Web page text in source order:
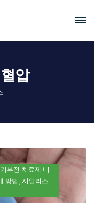
압
부전 치료제 비
방법 시알리스